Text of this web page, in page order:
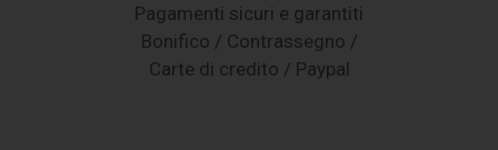
Pagamenti sicuri e garantiti
Bonifico / Contrassegno /
Carte di credito / Paypal